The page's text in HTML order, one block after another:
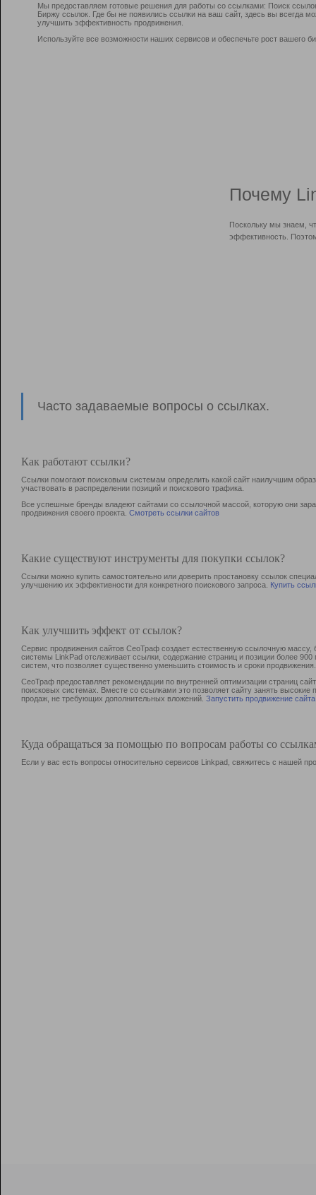
Мы предоставляем готовые решения для работы со ссылками: Поиск
Биржу ссылок. Где бы не появились ссылки на ваш сайт, здесь вы всегда
улучшить эффективность продвижения.
Используйте все возможности наших сервисов и обеспечьте рост вашего
Почему
Поскольку мы знаем,
эффективность.
Часто задаваемые вопросы о ссылках.
Как работают ссылки?
Ссылки помогают поисковым системам определить какой сайт наилучшим
участвовать в раcпределении позиций и поискового трафика.
Все успешные бренды владеют сайтами со ссылочной массой, которую они
продвижения своего проекта. Смотреть ссылки сайтов
Какие существуют инструменты для покупки ссылок?
Ссылки можно купить самостоятельно или доверить простановку ссылок
улучшению их эффективности для конкретного поискового запроса. Купить
Как улучшить эффект от ссылок?
Сервис продвижения сайтов СеоТраф создает естественную ссылочную
системы LinkPad отслеживает ссылки, содержание страниц и позиции более
систем, что позволяет существенно уменьшить стоимость и сроки продвижения.
СеоТраф предоставляет рекомендации по внутренней оптимизации страниц
поисковых системах. Вместе со ссылками это позволяет сайту занять
продаж, не требующих дополнительных вложений. Запустить продвижение сайта
Куда обращаться за помощью по вопросам работы со
Если у вас есть вопросы относительно сервисов Linkpad, свяжитесь с нашей